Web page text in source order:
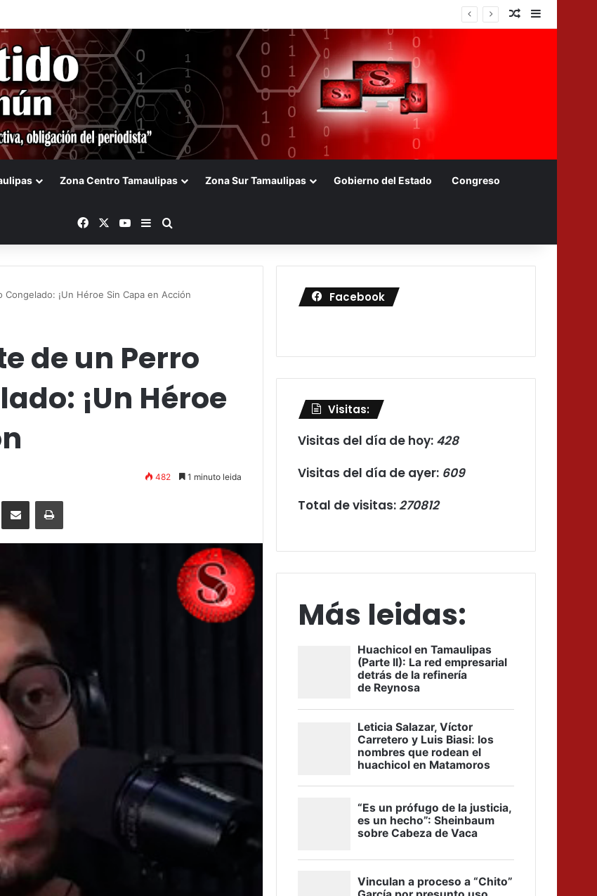
Nota aleatoria
Barra
Zona Centro Tamaulipas Zona Sur Tamaulipas Gobierno del Estado Congreso
FacebookYouTubeBarra lateral
¡Un Héroe Sin Capa en Acción
de un Perro
¡Un Héroe
482 1 minuto leida
Compartir vía email Imprimir
Facebook
Visitas:
Visitas del día de hoy: 428
Visitas del día de ayer: 609
Total de visitas: 270812
Más leidas: